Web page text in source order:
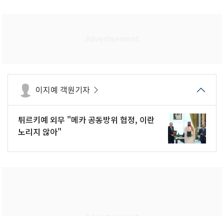
이지예 객원기자
튀르키예 외무 "메카 공동방위 협정, 이란
노리지 않아"